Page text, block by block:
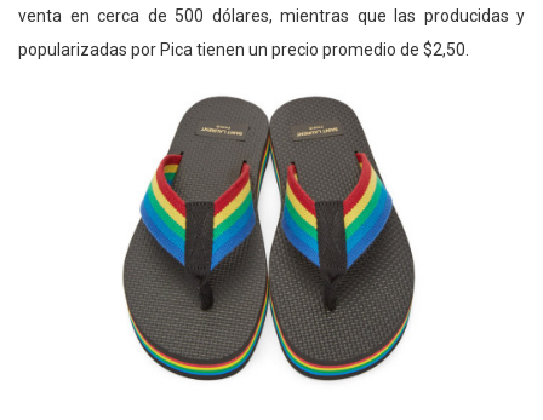
venta en cerca de 500 dólares, mientras que las producidas y
popularizadas por Pica tienen un precio promedio de $2,50.